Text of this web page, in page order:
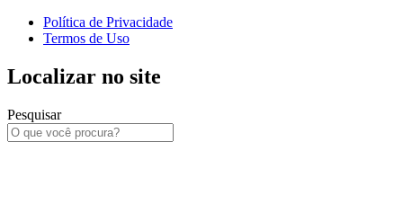
Política de Privacidade
Termos de Uso
Localizar no site
Pesquisar